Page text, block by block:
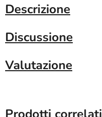
Descrizione
Discussione
Valutazione
Prodotti correlati